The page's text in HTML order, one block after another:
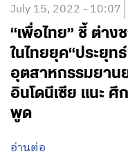
July 15, 2022 - 10:07
“เพื่อไทย” ชี้ ต่าง
ในไทยยุค“ประยุ
อุตสาหกรรมยาน
อินโดนีเซีย แนะ ศึ
พูด
อ่านต่อ